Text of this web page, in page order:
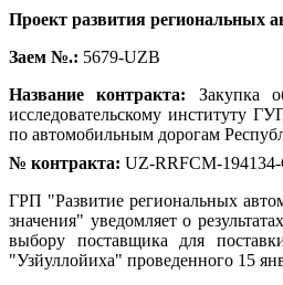
Проект развития региональных
Заем №.: 5679-UZB
Название контракта: Закупка
исследовательскому институту
по автомобильным дорогам
№ контракта: UZ-RRFCM-
ГРП "Развитие региональных
значения" уведомляет о
выбору поставщика для
"Узйуллойиха" проведенного 15